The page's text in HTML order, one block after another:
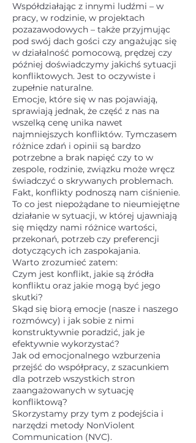
Współdziałając z innymi ludźmi – w
pracy, w rodzinie, w projektach
pozazawodowych – także przyjmując
pod swój dach gości czy angażując się
w działalność pomocową, prędzej czy
później doświadczymy jakichś sytuacji
konfliktowych. Jest to oczywiste i
zupełnie naturalne.
Emocje, które się w nas pojawiają,
sprawiają jednak, że część z nas na
wszelką cenę unika nawet
najmniejszych konfliktów. Tymczasem
różnice zdań i opinii są bardzo
potrzebne a brak napięć czy to w
zespole, rodzinie, związku może wręcz
świadczyć o skrywanych problemach.
Fakt, konflikty podnoszą nam ciśnienie.
To co jest niepożądane to nieumiejętne
działanie w sytuacji, w której ujawniają
się między nami różnice wartości,
przekonań, potrzeb czy preferencji
dotyczących ich zaspokajania.
Warto zrozumieć zatem:
Czym jest konflikt, jakie są źródła
konfliktu oraz jakie mogą być jego
skutki?
Skąd się biorą emocje (nasze i naszego
rozmówcy) i jak sobie z nimi
konstruktywnie poradzić, jak je
efektywnie wykorzystać?
Jak od emocjonalnego wzburzenia
przejść do współpracy, z szacunkiem
dla potrzeb wszystkich stron
zaangażowanych w sytuację
konfliktową?
Skorzystamy przy tym z podejścia i
narzędzi metody NonViolent
Communication (NVC).